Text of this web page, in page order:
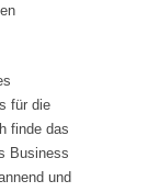
für die
finde das
Business
und